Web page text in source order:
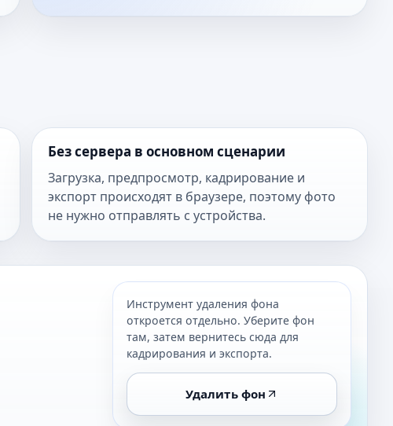
Без сервера в основном сценарии
Загрузка, предпросмотр, кадрирование и
экспорт происходят в браузере, поэтому фото
не нужно отправлять с устройства.
Инструмент удаления фона
откроется отдельно. Уберите фон
там, затем вернитесь сюда для
кадрирования и экспорта.
Удалить фон